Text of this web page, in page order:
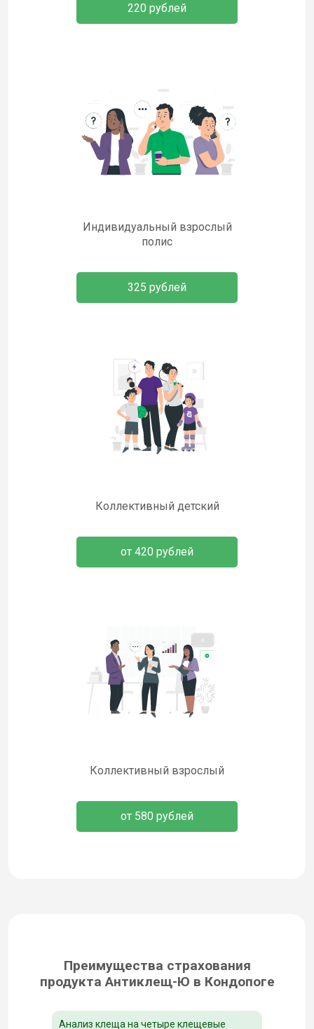
220 рублей
Индивидуальный взрослый
полис
325 рублей
Коллективный детский
от 420 рублей
Коллективный взрослый
от 580 рублей
Преимущества страхования
продукта Антиклещ-Ю в Кондопоге
Анализ клеща на четыре клещевые